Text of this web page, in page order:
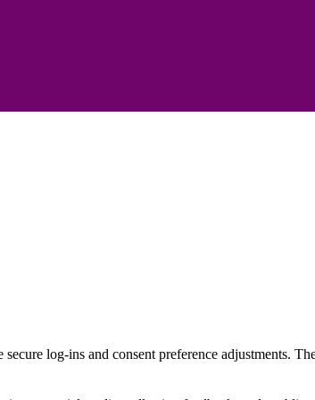
log-ins and consent preference adjustments.